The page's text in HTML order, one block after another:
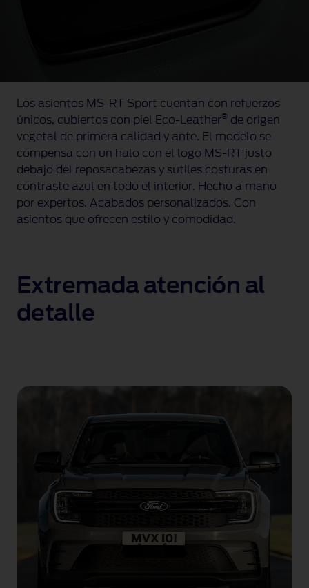
Los asientos MS-RT
Sport cuentan con refuerzos
únicos, cubiertos con piel
Eco-Leather® de origen
vegetal de primera calidad y ante. El modelo se
compensa con un halo con el logo MS-RT
justo
debajo del reposacabezas y sutiles costuras en
contraste azul en todo el interior. Hecho a mano
por expertos. Acabados personalizados. Con
asientos que ofrecen estilo y comodidad.
Extremada atención al
detalle